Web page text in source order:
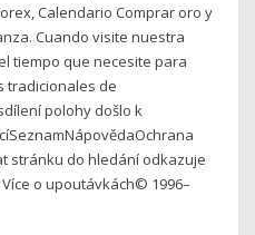
Calendario Comprar oro y
Cuando visite nuestra
tiempo que necesite para
tradicionales de
polohy došlo k
stránku do hledání odkazuje
o upoutávkách© 1996–